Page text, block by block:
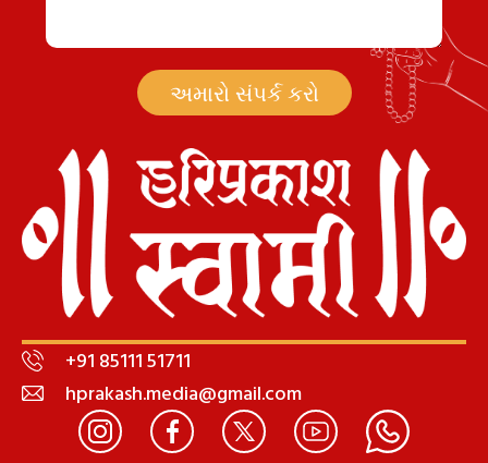
અમારો સંપર્ક કરો
+91 85111 51711
hprakash.media@gmail.com